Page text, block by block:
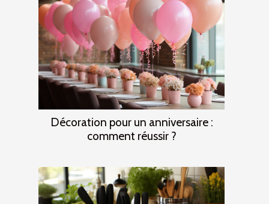
Décoration pour un anniversaire :
comment réussir ?